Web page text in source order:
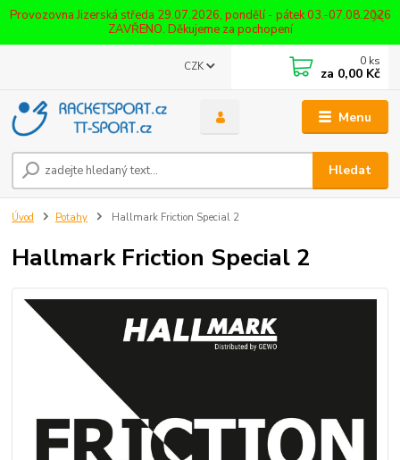
Provozovna Jizerská středa 29.07.2026, pondělí - pátek 03.-07.08.2026
ZAVŘENO. Děkujeme za pochopení
Menu
CZK
Hledat
0 ks
za 0,00 Kč
Úvod Potahy Hallmark Friction Special 2
Hallmark Friction Special 2